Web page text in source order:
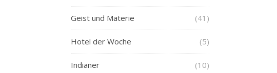
Geist und Materie (41)
Hotel der Woche (5)
Indianer (10)